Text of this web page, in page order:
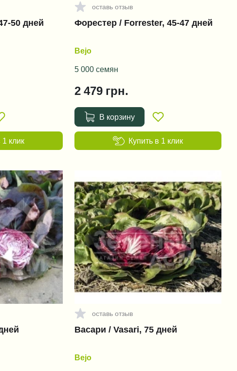
50 дней
1 клик
оставь отзыв
Форестер / Forrester, 45-47 дней
Bejo
5 000 семян
2 479грн.
В корзину
Купить в 1 клик
оставь отзыв
Васари / Vasari, 75 дней
Bejo